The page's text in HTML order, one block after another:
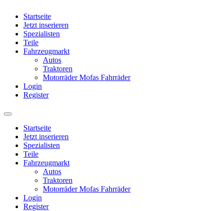
Startseite
Jetzt inserieren
Spezialisten
Teile
Fahrzeugmarkt
Autos
Traktoren
Motorräder Mofas Fahrräder
Login
Register
Startseite
Jetzt inserieren
Spezialisten
Teile
Fahrzeugmarkt
Autos
Traktoren
Motorräder Mofas Fahrräder
Login
Register